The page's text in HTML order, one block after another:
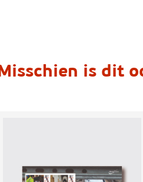
Misschien is dit